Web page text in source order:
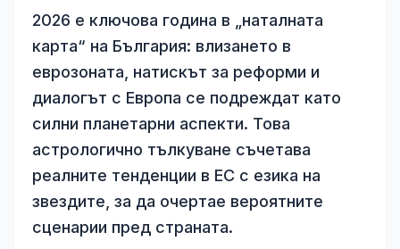
2026 е ключова година в „наталната
карта“ на България: влизането в
еврозоната, натискът за реформи и
диалогът с Европа се подреждат като
силни планетарни аспекти. Това
астрологично тълкуване съчетава
реалните тенденции в ЕС с езика на
звездите, за да очертае вероятните
сценарии пред страната.